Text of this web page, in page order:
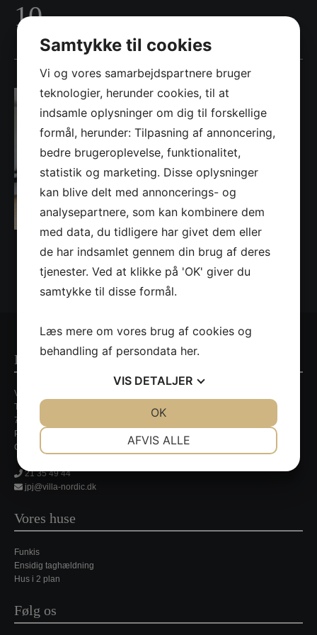
10
Kontaktinformationer
Villa Nordic
Tirsbækvej 13A
7120 Vejle Ø
Persondatapolitik
CVR. nr. 35648429
21 35 49 44
jpj@villa-nordic.dk
Vores huse
Funkis
Ensidig taghældning
Hus i 2 plan
Følg os
Samtykke til cookies
Vi og vores samarbejdspartnere bruger
teknologier, herunder cookies, til at
indsamle oplysninger om dig til forskellige
formål, herunder: Tilpasning af annoncering,
bedre brugeroplevelse, funktionalitet,
statistik og marketing. Disse oplysninger
kan blive delt med annoncerings- og
analysepartnere, som kan kombinere dem
med data, du tidligere har givet dem eller
de har indsamlet gennem din brug af deres
tjenester. Ved at klikke på 'OK' giver du
samtykke til disse formål.
Læs mere om vores brug af cookies og
behandling af persondata her.
VIS DETALJER
MARKETING
AFVIS ALLE
OK